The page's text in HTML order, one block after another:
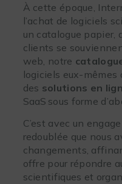
À cette époque,
l’achat de logiciels
un catalogue papier,
clients se
web, notre
logiciels eux-mêmes
des solutions en
SaaS sous forme
C’est avec un
redoublée que nous
changements,
offre pour répondre
scientifiques et